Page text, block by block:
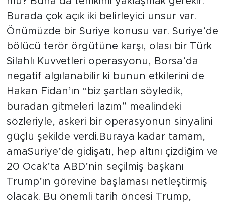
Burada çok açık iki belirleyici unsur var.
Önümüzde bir Suriye konusu var. Suriye’de
bölücü terör örgütüne karşı, olası bir Türk
Silahlı Kuvvetleri operasyonu, Borsa’da
negatif algılanabilir ki bunun etkilerini de
Hakan Fidan’ın “biz şartları söyledik,
buradan gitmeleri lazım” mealindeki
sözleriyle, askeri bir operasyonun sinyalini
güçlü şekilde verdi.Buraya kadar tamam,
amaSuriye’de gidişatı, hep altını çizdiğim ve
20 Ocak’ta ABD’nin seçilmiş başkanı
Trump’ın görevine başlaması netleştirmiş
olacak. Bu önemli tarih öncesi Trump,